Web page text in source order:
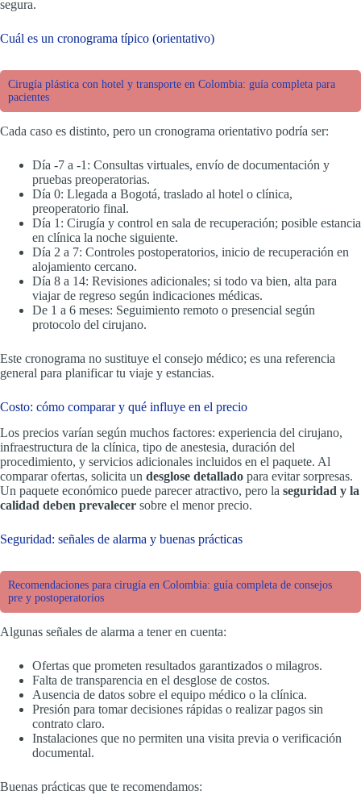
segura.
Cuál es un cronograma típico (orientativo)
Cirugía plástica con hotel y transporte en Colombia: guía completa para
pacientes
Cada caso es distinto, pero un cronograma orientativo podría ser:
Día -7 a -1: Consultas virtuales, envío de documentación y
pruebas preoperatorias.
Día 0: Llegada a Bogotá, traslado al hotel o clínica,
preoperatorio final.
Día 1: Cirugía y control en sala de recuperación; posible estancia
en clínica la noche siguiente.
Día 2 a 7: Controles postoperatorios, inicio de recuperación en
alojamiento cercano.
Día 8 a 14: Revisiones adicionales; si todo va bien, alta para
viajar de regreso según indicaciones médicas.
De 1 a 6 meses: Seguimiento remoto o presencial según
protocolo del cirujano.
Este cronograma no sustituye el consejo médico; es una referencia
general para planificar tu viaje y estancias.
Costo: cómo comparar y qué influye en el precio
Los precios varían según muchos factores: experiencia del cirujano,
infraestructura de la clínica, tipo de anestesia, duración del
procedimiento, y servicios adicionales incluidos en el paquete. Al
comparar ofertas, solicita un desglose detallado para evitar sorpresas.
Un paquete económico puede parecer atractivo, pero la seguridad y la
calidad deben prevalecer sobre el menor precio.
Seguridad: señales de alarma y buenas prácticas
Recomendaciones para cirugía en Colombia: guía completa de consejos
pre y postoperatorios
Algunas señales de alarma a tener en cuenta:
Ofertas que prometen resultados garantizados o milagros.
Falta de transparencia en el desglose de costos.
Ausencia de datos sobre el equipo médico o la clínica.
Presión para tomar decisiones rápidas o realizar pagos sin
contrato claro.
Instalaciones que no permiten una visita previa o verificación
documental.
Buenas prácticas que te recomendamos: